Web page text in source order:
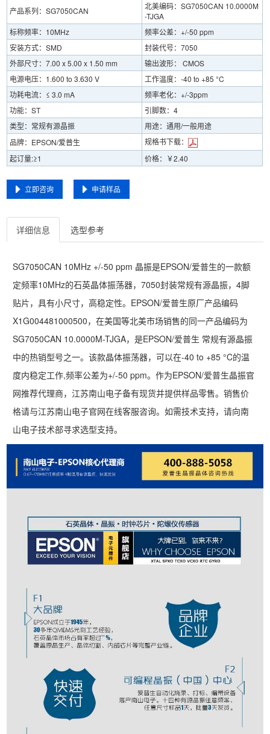
产品系列：SG7050CAN
北美编码：SG7050CAN 10.0000M
-TJGA
标称频率：10MHz
频率公差：+/-50 ppm
安装方式：SMD
封装代号：7050
外部尺寸：7.00 x 5.00 x 1.50 mm
输出波形： CMOS
电源电压：1.600 to 3.630 V
工作温度：-40 to +85 °C
功耗电流：≤ 3.0 mA
频率老化：+/-3ppm
功能：ST
引脚数：4
类型：常规有源晶振
用途：通用/一般用途
品牌：EPSON/爱普生
规格书下载：
起订量:≥1
价格：￥2.40
立即咨询 申请样品
详细信息 选型参考
SG7050CAN 10MHz +/-50 ppm 晶振是EPSON/爱普生的一款额
定频率10MHz的石英晶体振荡器，7050封装常规有源晶振，4脚
贴片，具有小尺寸，高稳定性。EPSON/爱普生原厂产品编码
X1G004481000500，在美国等北美市场销售的同一产品编码为
SG7050CAN 10.0000M-TJGA，是EPSON/爱普生 常规有源晶振
中的热销型号之一。该款晶体振荡器，可以在-40 to +85 °C的温
度内稳定工作,频率公差为+/-50 ppm。作为EPSON/爱普生晶振官
网推荐代理商，江苏南山电子备有现货并提供样品零售。销售价
格请与江苏南山电子官网在线客服咨询。如需技术支持，请向南
山电子技术部寻求选型支持。